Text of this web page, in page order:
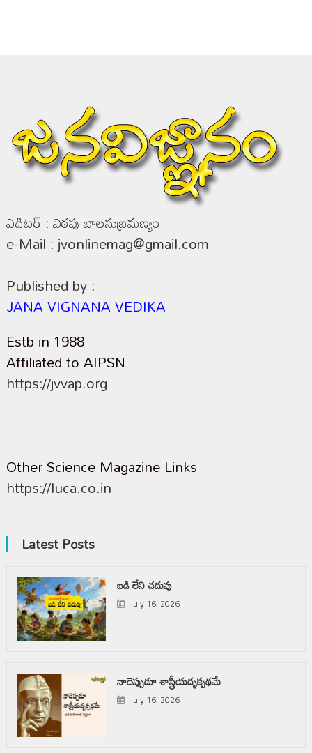
ఎడిటర్ : విఠపు బాలసుబ్రమణ్యం
e-Mail : jvonlinemag@gmail.com
Published by :
JANA VIGNANA VEDIKA
Estb in 1988
Affiliated to AIPSN
https://jvvap.org
Other Science Magazine Links
https://luca.co.in
Latest Posts
బడి లేని చదువు
July 16, 2026
నాదెప్పుడూ శాస్త్రీయదృక్పథమే
July 16, 2026